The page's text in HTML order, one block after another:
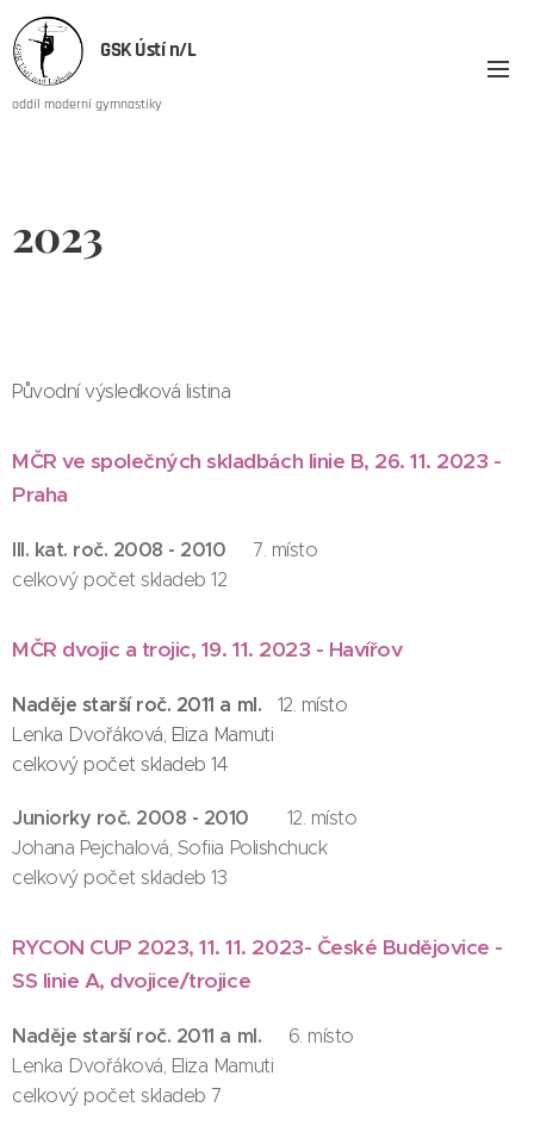
GSK Ústí n/L
oddíl moderní gymnastiky
2023
Původní výsledková listina
MČR ve společných skladbách linie B, 26. 11. 2023 -
Praha
III. kat. roč. 2008 - 2010
7. místo
celkový počet skladeb 12
MČR dvojic a trojic, 19. 11. 2023 - Havířov
Naděje starší roč. 2011 a ml. 12. místo
Lenka Dvořáková, Eliza Mamuti
celkový počet skladeb 14
Juniorky roč. 2008 - 2010 12. místo
Johana Pejchalová, Sofiia Polishchuck
celkový počet skladeb 13
RYCON CUP 2023, 11. 11. 2023- České Budějovice -
SS linie A, dvojice/trojice
Naděje starší roč. 2011 a ml.
6. místo
Lenka Dvořáková, Eliza Mamuti
celkový počet skladeb 7